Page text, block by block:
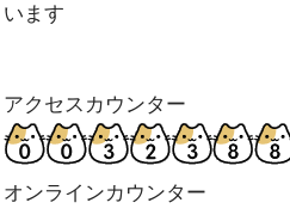
います
アクセスカウンター
オンラインカウンター